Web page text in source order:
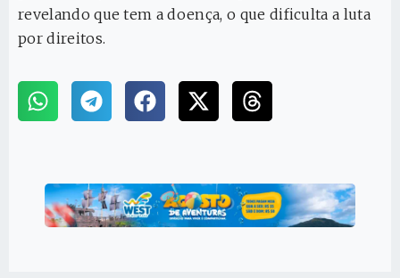
revelando que tem a doença, o que dificulta a luta
por direitos.